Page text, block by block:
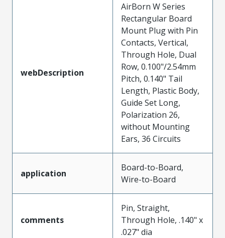
webDescription
AirBorn W Series
Rectangular Board
Mount Plug with Pin
Contacts, Vertical,
Through Hole, Dual
Row, 0.100"/2.54mm
Pitch, 0.140" Tail
Length, Plastic Body,
Guide Set Long,
Polarization 26,
without Mounting
Ears, 36 Circuits
application
Board-to-Board,
Wire-to-Board
comments
Pin, Straight,
Through Hole, .140" x
.027" dia